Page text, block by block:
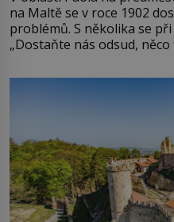
na Maltě se v roce 1902
problémů. S několika se
„Dostaňte nás odsud, něco